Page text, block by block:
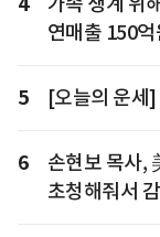
연매출 150억
5 [오늘의 운세
6
손현보 목사,
초청해줘서